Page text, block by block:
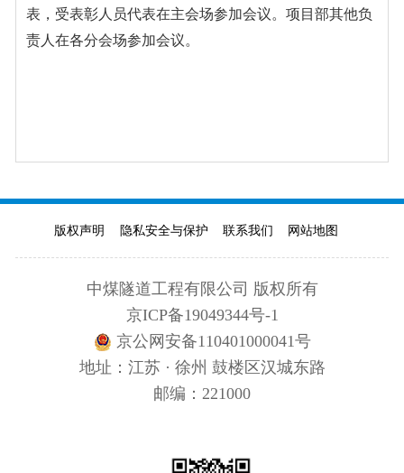
表，受表彰人员代表在主会场参加会议。项目部其他负
责人在各分会场参加会议。
版权声明 隐私安全与保护 联系我们 网站地图
中煤隧道工程有限公司 版权所有
京ICP备19049344号-1
京公网安备110401000041号
地址：江苏 · 徐州 鼓楼区汉城东路
邮编：221000